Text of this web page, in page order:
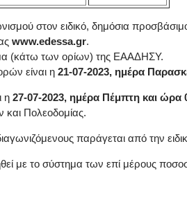
στον ειδικό, δημόσια
www.edessa.gr.
(κάτω των ορίων) της ΕΑΑΔΗΣΥ.
είναι η 21-07-2023, ημέρα
η 27-07-2023, ημέρα Πέμπτη και ώρα
και Πολεοδομίας.
παράγεται από την
με το σύστημα των επί μέρους